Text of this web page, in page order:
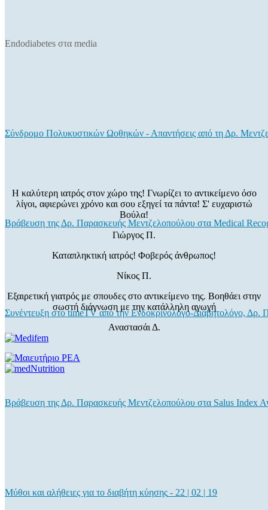
Endodiabetes στα media
Σύνδρομο Πολυκυστικών Ωοθηκών - Απαντήσεις από τη Δρ.
Βράβευση της Δρ. Παρασκευής Μεντζελοπούλου στα Medical
Συνέντευξη στο timeTV από την Ενδοκρινολόγο-Διαβητολόγο,
Βράβευση της Δρ. Παρασκευής Μεντζελοπούλου στα Salus Index
Μύθοι και αλήθειες για το διαβήτη κύησης - 22 | 02 | 19
Η καλύτερη ιατρός στον χώρο της! Γνωρίζει το αντικείμενο όσο
λίγοι, αφιερώνει χρόνο και σου εξηγεί τα πάντα! Σ' ευχαριστώ
Βούλα!
Γιώργος Π.
Καταπληκτική ιατρός! Φοβερός άνθρωπος!
Νίκος Π.
Εξαιρετική γιατρός με σπουδες στο αντικείμενο της. Βοηθάει στην
σωστή διάγνωση με την κατάλληλη αγωγή
Αναστασάι Δ.